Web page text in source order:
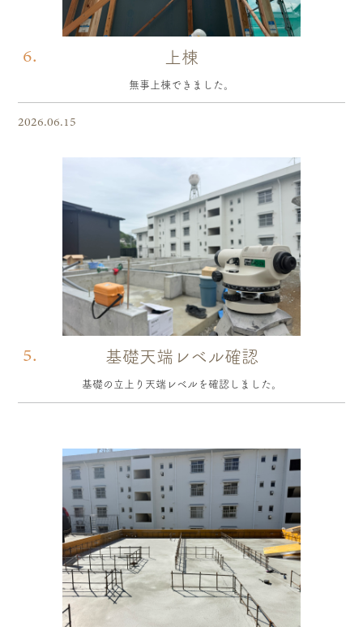
6. 上棟
無事上棟できました。
2026.06.15
5. 基礎天端レベル確認
基礎の立上り天端レベルを確認しました。